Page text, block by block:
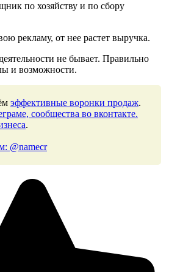
по хозяйству и по сбору
рекламу, от нее растет выручка.
не бывает. Правильно
и возможности.
эффективные воронки продаж.
сообщества во вконтакте.
.
@namecr